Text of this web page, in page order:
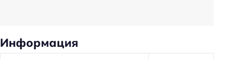
Информация